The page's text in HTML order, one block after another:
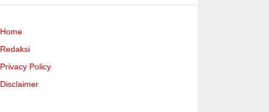
Home
Redaksi
Privacy Policy
Disclaimer